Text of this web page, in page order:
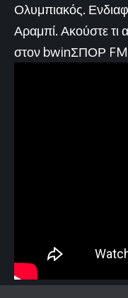
Ολυμπιακός.
Αραμπί. Ακούστε τι
στον bwinΣΠΟΡ